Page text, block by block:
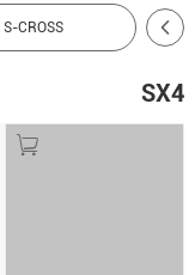
S-CROSS
SX4